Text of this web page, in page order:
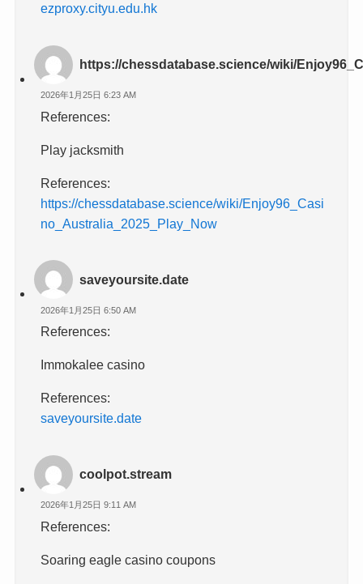
ezproxy.cityu.edu.hk
https://chessdatabase.science/wiki/
2026年1月25日 6:23 AM
References:
Play jacksmith
References:
https://chessdatabase.science/wiki/Enjoy96_Casi
no_Australia_2025_Play_Now
saveyoursite.date
2026年1月25日 6:50 AM
References:
Immokalee casino
References:
saveyoursite.date
coolpot.stream
2026年1月25日 9:11 AM
References:
Soaring eagle casino coupons